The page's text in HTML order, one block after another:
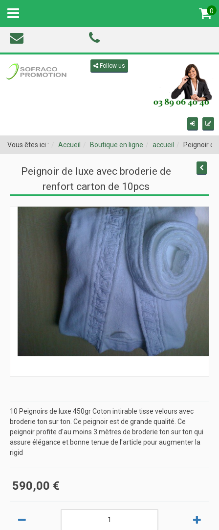
Follow us
0
MENU
Vous êtes ici : Accueil Boutique en ligne accueil Peignoir
Peignoir de luxe avec broderie de
renfort carton de 10pcs
10 Peignoirs de luxe 450gr Coton intirable tisse velours avec
broderie ton sur ton. Ce peignoir est de grande qualité. Ce
peignoir profite d'au moins 3 mètres de broderie ton sur ton qui
assure élégance et bonne tenue de l'article pour augmenter la
rigid
590,00 €